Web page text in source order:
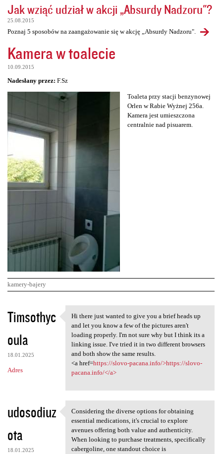
Jak wziąć udział w akcji „Absurdy Nadzoru"?
25.08.2015
Poznaj 5 sposobów na zaangażowanie się w akcję „Absurdy Nadzoru".
Kamera w toalecie
10.09.2015
Nadesłany przez: F.Sz
Toaleta przy stacji benzynowej
Orlen w Rabie Wyżnej 256a.
Kamera jest umieszczona
centralnie nad pisuarem.
kamery-bajery
K
o
m
e
n
r
z
e
Timsothyc
oula
18.01.2025
Adres
Hi there just wanted to give
Hi there just wanted to give you a brief heads up
and let you know a few of the pictures aren't
loading properly. I'm not sure why but I think its a
linking issue. I've tried it in two different browsers
and both show the same results.
<a href=https://slovo-pacana.info/>https://slovo-
pacana.info/</a>
udosodiuz
ota
18.01.2025
Considering the diverse
Considering the diverse options for obtaining
essential medications, it's crucial to explore
avenues offering both value and authenticity.
When looking to purchase treatments, specifically
cabergoline, one standout choice is